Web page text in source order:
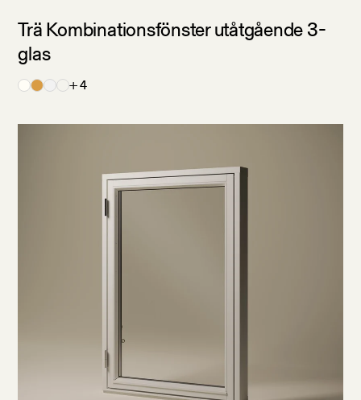
Trä Kombinationsfönster utåtgående 3-
glas
+ 4